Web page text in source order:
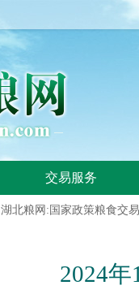
交易服务
湖北粮网:国家政策粮食交
2024